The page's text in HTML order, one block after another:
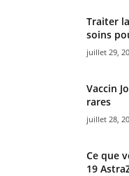
Traiter
soins
juillet 29,
Vaccin
rares
juillet 28,
Ce que
19